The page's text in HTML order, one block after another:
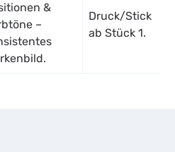
&
–
Druck/Stick
ab Stück 1.